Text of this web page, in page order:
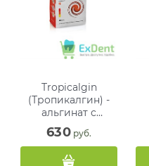
Tropicalgin
(Тропикалгин) -
альгинат с
быстрым
схватыванием
630 руб.